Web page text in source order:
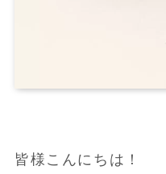
皆様こんにちは！